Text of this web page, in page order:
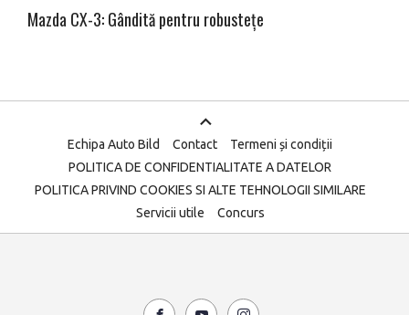
Mazda CX-3: Gândită pentru robustețe
Echipa Auto Bild Contact
Termeni și condiții
POLITICA DE CONFIDENTIALITATE A DATELOR
POLITICA PRIVIND COOKIES SI ALTE TEHNOLOGII SIMILARE
Servicii utile
Concurs